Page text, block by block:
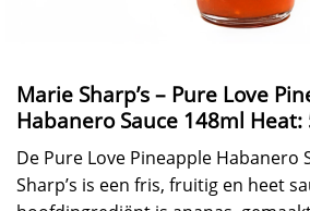
Marie Sharp’s – Pure Love
Habanero Sauce 148ml Heat:
De Pure Love Pineapple Habanero
Sharp’s is een fris, fruitig en heet